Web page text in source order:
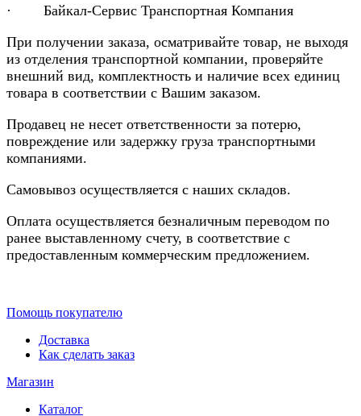
· Байкал-Сервис Транспортная Компания
При получении заказа, осматривайте товар, не выходя
из отделения транспортной компании, проверяйте
внешний вид, комплектность и наличие всех единиц
товара в соответствии с Вашим заказом.
Продавец не несет ответственности за потерю,
повреждение или задержку груза транспортными
компаниями.
Самовывоз осуществляется с наших складов.
Оплата осуществляется безналичным переводом по
ранее выставленному счету, в соответствие с
предоставленным коммерческим предложением.
Помощь покупателю
Доставка
Как сделать заказ
Магазин
Каталог